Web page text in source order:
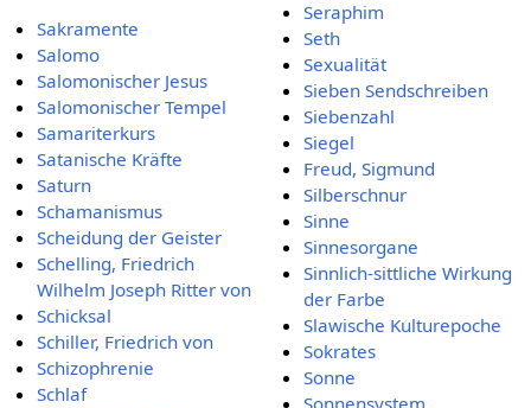
Sakramente
Salomo
Salomonischer Jesus
Salomonischer Tempel
Samariterkurs
Satanische Kräfte
Saturn
Schamanismus
Scheidung der Geister
Schelling, Friedrich
Wilhelm Joseph Ritter von
Schicksal
Schiller, Friedrich von
Schizophrenie
Schlaf
Seraphim
Seth
Sexualität
Sieben Sendschreiben
Siebenzahl
Siegel
Freud, Sigmund
Silberschnur
Sinne
Sinnesorgane
Sinnlich-sittliche Wirkung
der Farbe
Slawische Kulturepoche
Sokrates
Sonne